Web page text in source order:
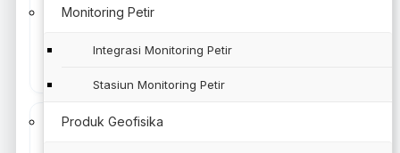
Monitoring Petir
Integrasi Monitoring Petir
Stasiun Monitoring Petir
Produk Geofisika
Satelit Cuaca